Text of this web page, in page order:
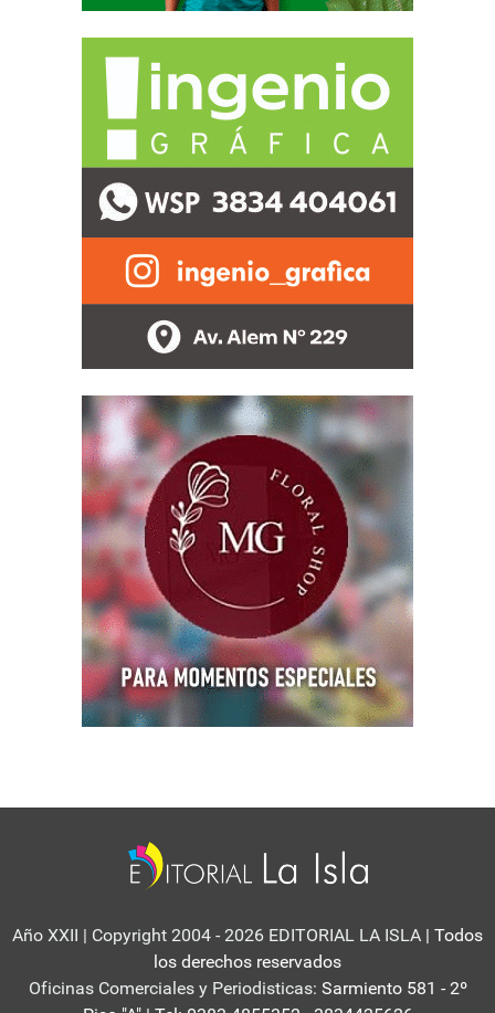
Año XXII | Copyright 2004 - 2026 EDITORIAL LA ISLA | Todos
los derechos reservados
Oficinas Comerciales y Periodisticas: Sarmiento 581 - 2º